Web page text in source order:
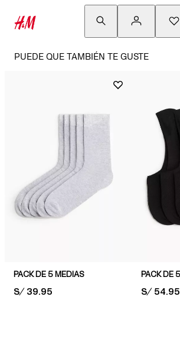
PUEDE QUE TAMBIÉN TE GUSTE
PACK DE 5 MEDIAS
PRICE:
S/ 39.95 PRICE:
S/ 54.95